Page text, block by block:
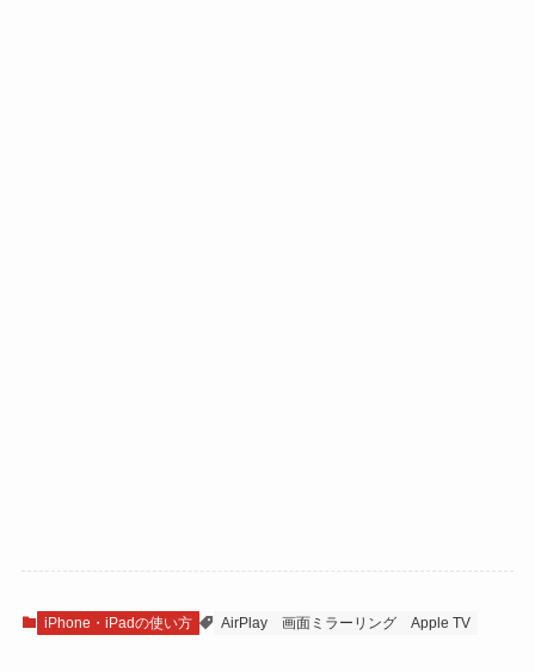
iPhone・iPadの使い方 AirPlay 画面ミラーリング Apple TV